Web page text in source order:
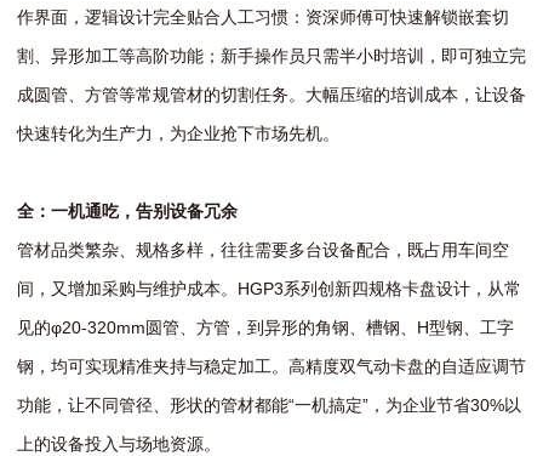
作界面，逻辑设计完全贴合人工习惯：资深师傅可快速解锁嵌套切
割、异形加工等高阶功能；新手操作员只需半小时培训，即可独立完
成圆管、方管等常规管材的切割任务。大幅压缩的培训成本，让设备
快速转化为生产力，为企业抢下市场先机。
全：一机通吃，告别设备冗余
管材品类繁杂、规格多样，往往需要多台设备配合，既占用车间空
间，又增加采购与维护成本。HGP3系列创新四规格卡盘设计，从常
见的φ20-320mm圆管、方管，到异形的角钢、槽钢、H型钢、工字
钢，均可实现精准夹持与稳定加工。高精度双气动卡盘的自适应调节
功能，让不同管径、形状的管材都能“一机搞定”，为企业节省30%以
上的设备投入与场地资源。